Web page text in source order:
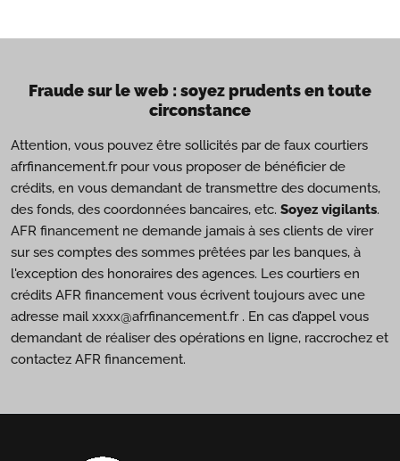
Fraude sur le web : soyez prudents en toute
circonstance
Attention, vous pouvez être sollicités par de faux courtiers
afrfinancement.fr pour vous proposer de bénéficier de
crédits, en vous demandant de transmettre des documents,
des fonds, des coordonnées bancaires, etc. Soyez vigilants.
AFR financement ne demande jamais à ses clients de virer
sur ses comptes des sommes prêtées par les banques, à
l'exception des honoraires des agences. Les courtiers en
crédits AFR financement vous écrivent toujours avec une
adresse mail xxxx@afrfinancement.fr . En cas d’appel vous
demandant de réaliser des opérations en ligne, raccrochez et
contactez AFR financement.